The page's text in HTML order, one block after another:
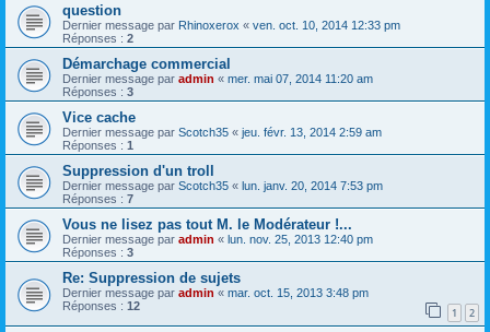
question
Dernier message par Rhinoxerox « ven. oct. 10, 2014 12:33 pm
Réponses : 2
Démarchage commercial
Dernier message par admin « mer. mai 07, 2014 11:20 am
Réponses : 3
Vice cache
Dernier message par Scotch35 « jeu. févr. 13, 2014 2:59 am
Réponses : 1
Suppression d'un troll
Dernier message par Scotch35 « lun. janv. 20, 2014 7:53 pm
Réponses : 7
Vous ne lisez pas tout M. le Modérateur !...
Dernier message par admin « lun. nov. 25, 2013 12:40 pm
Réponses : 3
Re: Suppression de sujets
Dernier message par admin « mar. oct. 15, 2013 3:48 pm
Réponses : 12 1 2